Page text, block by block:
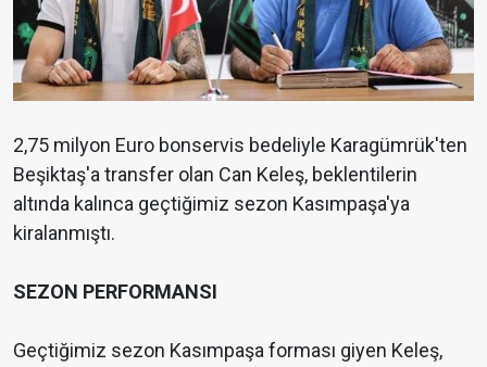
2,75 milyon Euro bonservis bedeliyle Karagümrük'ten
Beşiktaş'a transfer olan Can Keleş, beklentilerin
altında kalınca geçtiğimiz sezon Kasımpaşa'ya
kiralanmıştı.
SEZON PERFORMANSI
Geçtiğimiz sezon Kasımpaşa forması giyen Keleş,